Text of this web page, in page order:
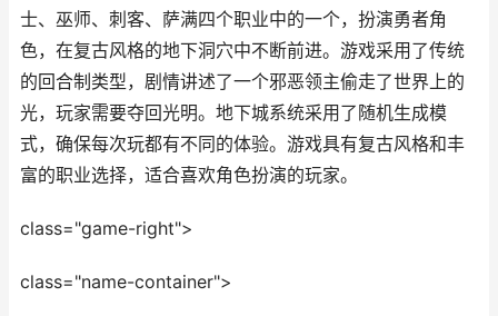
士、巫师、刺客、萨满四个职业中的一个，扮演勇者角
色，在复古风格的地下洞穴中不断前进。游戏采用了传统
的回合制类型，剧情讲述了一个邪恶领主偷走了世界上的
光，玩家需要夺回光明。地下城系统采用了随机生成模
式，确保每次玩都有不同的体验。游戏具有复古风格和丰
富的职业选择，适合喜欢角色扮演的玩家。
class="game-right">
class="name-container">